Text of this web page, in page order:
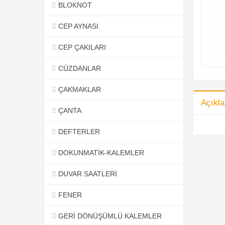
BLOKNOT
CEP AYNASI
CEP ÇAKILARI
CÜZDANLAR
ÇAKMAKLAR
ÇANTA
DEFTERLER
DOKUNMATİK-KALEMLER
DUVAR SAATLERİ
FENER
GERİ DÖNÜŞÜMLÜ KALEMLER